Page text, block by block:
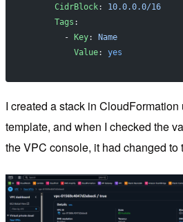
      CidrBlock
: 10.0.0.0/16
      Tags
:
        -
Key: Name
          Value
: yes
I created a stack in
template, and when I checked the
the VPC console, it had changed to